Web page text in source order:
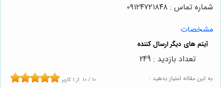
شماره تماس : ۰۹۱۲۴۷۲۱۸۴۸
مشخصات
به این مقاله امتیاز بدهید : 10 / 10 از 1 کاربر
تعداد بازدید : 249